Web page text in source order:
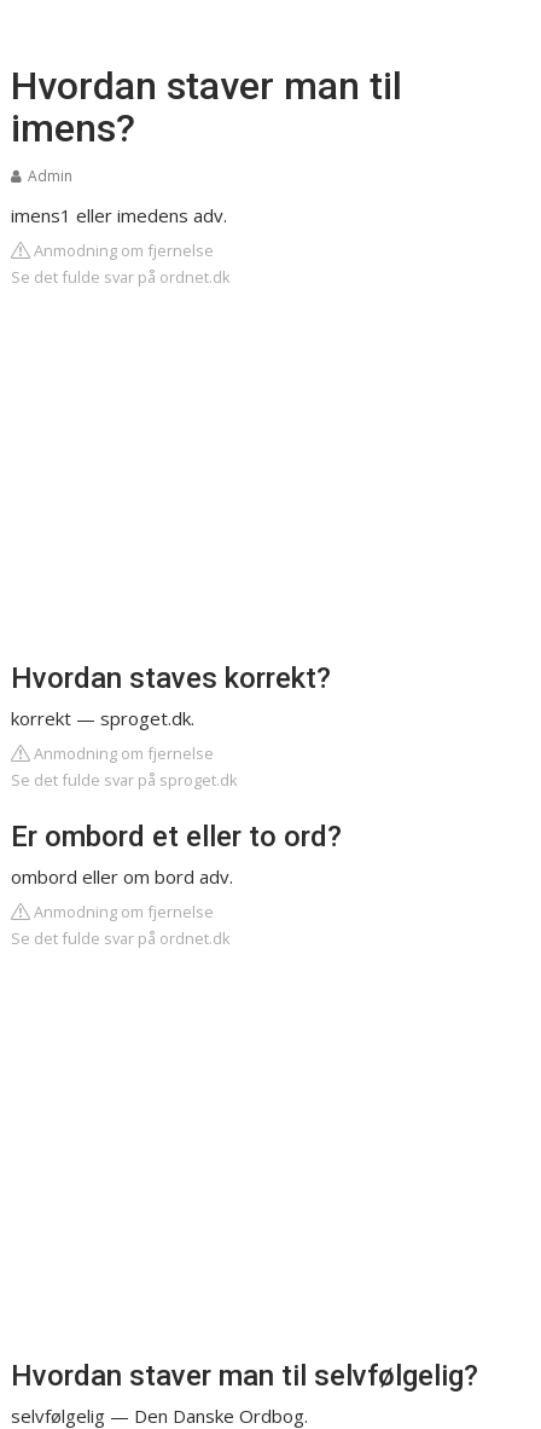
Hvordan staver man til
imens?
Admin
imens1 eller imedens adv.
Anmodning om fjernelse
Se det fulde svar på ordnet.dk
Hvordan staves korrekt?
korrekt — sproget.dk.
Anmodning om fjernelse
Se det fulde svar på sproget.dk
Er ombord et eller to ord?
ombord eller om bord adv.
Anmodning om fjernelse
Se det fulde svar på ordnet.dk
Hvordan staver man til selvfølgelig?
selvfølgelig — Den Danske Ordbog.